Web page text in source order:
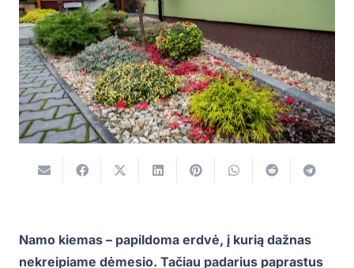
Namo kiemas – papildoma erdvė, į kurią dažnas
nekreipiame dėmesio. Tačiau padarius paprastus